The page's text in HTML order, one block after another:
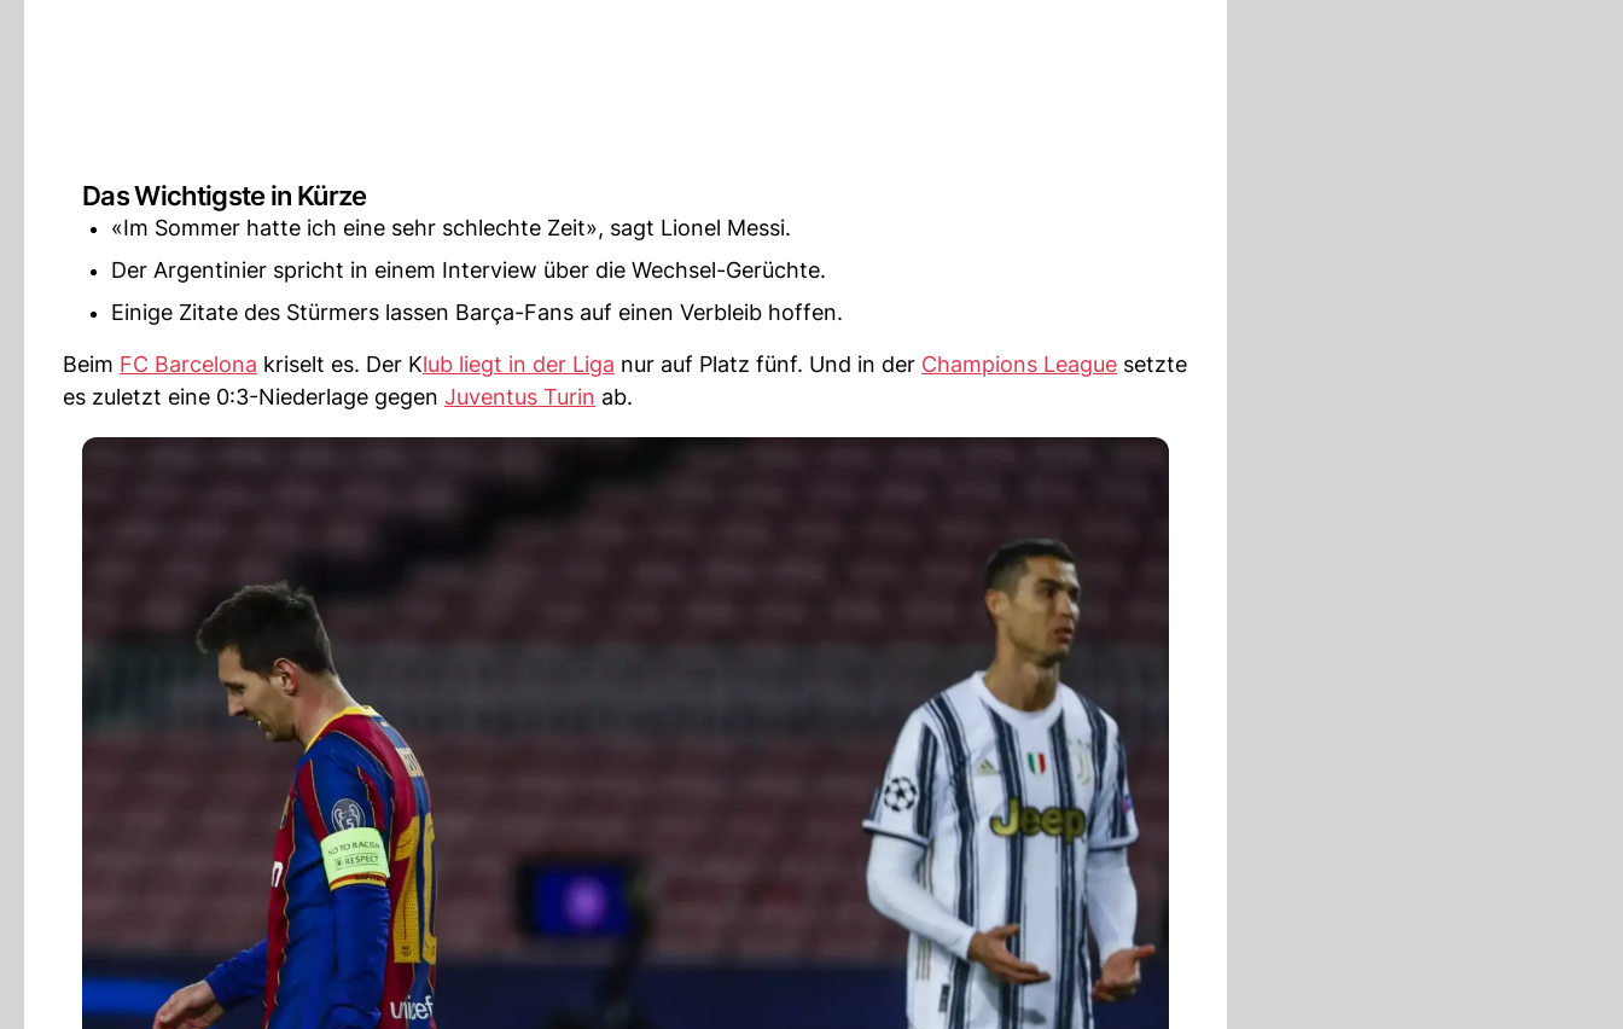
Das Wichtigste in Kürze
«Im Sommer hatte ich eine sehr schlechte Zeit», sagt Lionel Messi.
Der Argentinier spricht in einem Interview über die Wechsel-Gerüchte.
Einige Zitate des Stürmers lassen Barça-Fans auf einen Verbleib hoffen.
Beim FC Barcelona kriselt es. Der Klub liegt in der Liga nur auf Platz fünf. Und in der Champions League setzte
es zuletzt eine 0:3-Niederlage gegen Juventus Turin ab.